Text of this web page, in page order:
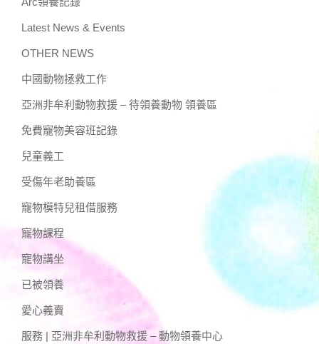
Latest News & Events
OTHER NEWS
中國動物拯救工作
亞洲非牟利動物救援 – 待領養動物 領養區
免費寵物美容班記錄
兒童義工
受傷年老助養區
寵物模特兒租借服務
寵物課程
寵物講坐
已被領養
愛心義賣
服務 | 亞洲非牟利動物救援 – 動物領養中心